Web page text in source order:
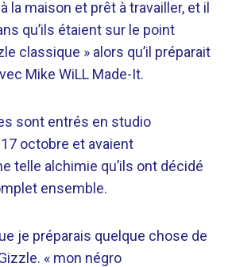
la maison et prêt à travailler, et il
qu’ils étaient sur le point
classique » alors qu’il préparait
Mike WiLL Made-It.
sont entrés en studio
octobre et avaient
telle alchimie qu’ils ont décidé
ensemble.
je préparais quelque chose de
« mon négro